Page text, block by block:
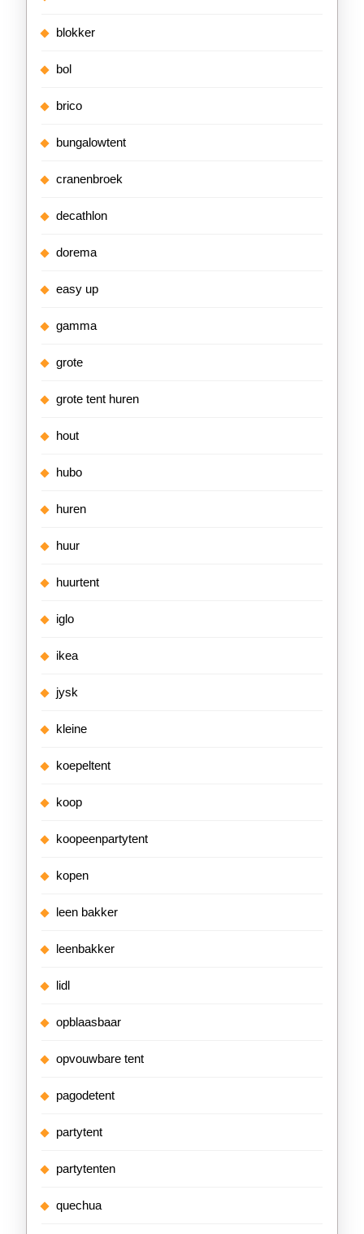
blokker
bol
brico
bungalowtent
cranenbroek
decathlon
dorema
easy up
gamma
grote
grote tent huren
hout
hubo
huren
huur
huurtent
iglo
ikea
jysk
kleine
koepeltent
koop
koopeenpartytent
kopen
leen bakker
leenbakker
lidl
opblaasbaar
opvouwbare tent
pagodetent
partytent
partytenten
quechua